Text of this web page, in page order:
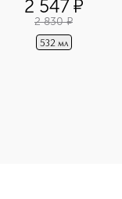
2 547¤
2 830 ¤
532 мл